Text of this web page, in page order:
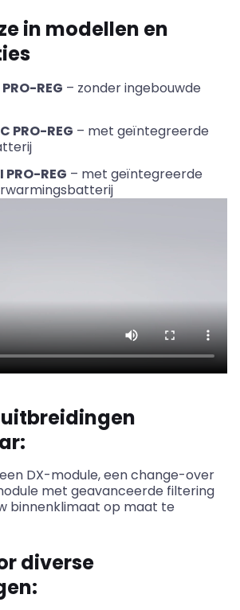
in modellen en
REG – zonder ingebouwde
PRO-REG – met geïntegreerde
REG – met geïntegreerde
DX-module, een change-over
met geavanceerde filtering
binnenklimaat op maat te
diverse